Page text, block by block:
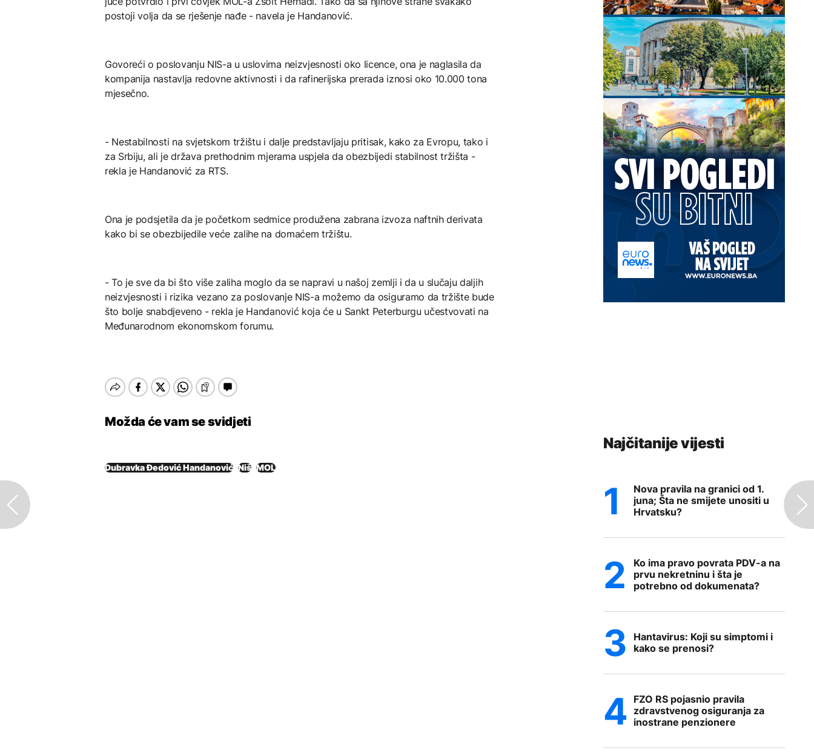
postoji volja da se rješenje nađe - navela je Handanović.
Govoreći o poslovanju NIS-a u uslovima neizvjesnosti oko licence, ona je naglasila da
kompanija nastavlja redovne aktivnosti i da rafinerijska prerada iznosi oko 10.000 tona
mjesečno.
- Nestabilnosti na svjetskom tržištu i dalje predstavljaju pritisak, kako za Evropu, tako i
za Srbiju, ali je država prethodnim mjerama uspjela da obezbijedi stabilnost tržišta -
rekla je Handanović za RTS.
Ona je podsjetila da je početkom sedmice produžena zabrana izvoza naftnih derivata
kako bi se obezbijedile veće zalihe na domaćem tržištu.
- To je sve da bi što više zaliha moglo da se napravi u našoj zemlji i da u slučaju daljih
neizvjesnosti i rizika vezano za poslovanje NIS-a možemo da osiguramo da tržište bude
što bolje snabdjeveno - rekla je Handanović koja će u Sankt Peterburgu učestvovati na
Međunarodnom ekonomskom forumu.
Možda će vam se svidjeti
Dubravka Đedović Handanović Niš MOL
Najčitanije vijesti
Nova pravila na granici od 1.
juna; Šta ne smijete unositi u
Hrvatsku?
Ko ima pravo povrata PDV-a na
prvu nekretninu i šta je
potrebno od dokumenata?
Hantavirus: Koji su simptomi i
kako se prenosi?
FZO RS pojasnio pravila
zdravstvenog osiguranja za
inostrane penzionere